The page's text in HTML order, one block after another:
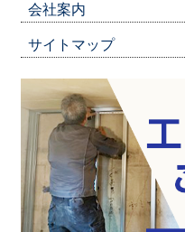
会社案内
サイトマップ